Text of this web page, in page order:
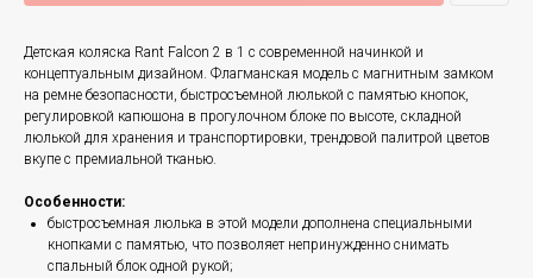
Детская коляска Rant Falcon 2 в 1 с современной начинкой и
концептуальным дизайном. Флагманская модель с магнитным замком
на ремне безопасности, быстросъемной люлькой с памятью кнопок,
регулировкой капюшона в прогулочном блоке по высоте, складной
люлькой для хранения и транспортировки, трендовой палитрой цветов
вкупе с премиальной тканью.
Особенности:
быстросъемная люлька в этой модели дополнена специальными
кнопками с памятью, что позволяет непринужденно снимать
спальный блок одной рукой;